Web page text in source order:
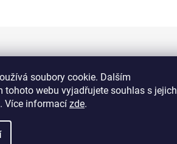
soubory cookie. Dalším
tohoto webu vyjadřujete souhlas s jejich
Více informací zde.
Informace pro vás
Kontakty